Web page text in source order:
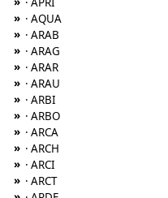
» · AQUA
» · ARAB
» · ARAG
» · ARAR
» · ARAU
» · ARBI
» · ARBO
» · ARCA
» · ARCH
» · ARCI
» · ARCT